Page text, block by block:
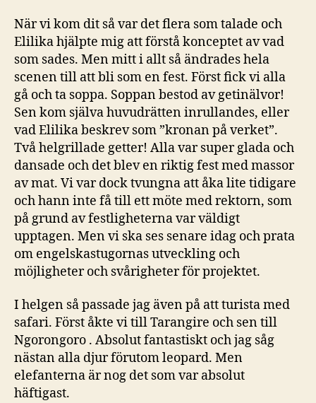
När vi kom dit så var det flera som talade och
Elilika hjälpte mig att förstå konceptet av vad
som sades. Men mitt i allt så ändrades hela
scenen till att bli som en fest. Först fick vi alla
gå och ta soppa. Soppan bestod av getinälvor!
Sen kom själva huvudrätten inrullandes, eller
vad Elilika beskrev som ”kronan på verket”.
Två helgrillade getter! Alla var super glada och
dansade och det blev en riktig fest med massor
av mat. Vi var dock tvungna att åka lite tidigare
och hann inte få till ett möte med rektorn, som
på grund av festligheterna var väldigt
upptagen. Men vi ska ses senare idag och prata
om engelskastugornas utveckling och
möjligheter och svårigheter för projektet.
I helgen så passade jag även på att turista med
safari. Först åkte vi till Tarangire och sen till
Ngorongoro . Absolut fantastiskt och jag såg
nästan alla djur förutom leopard. Men
elefanterna är nog det som var absolut
häftigast.